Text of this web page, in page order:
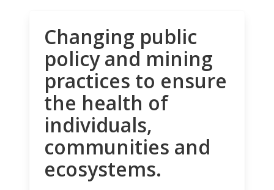
Changing public
policy and mining
practices to ensure
the health of
individuals,
communities and
ecosystems.